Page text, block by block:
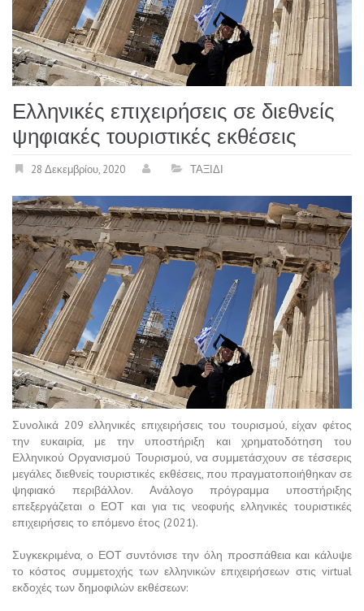
Ελληνικές επιχειρήσεις σε διεθνείς
ψηφιακές τουριστικές εκθέσεις
28 Δεκεμβρίου, 2020 ΤΑΞΙΔΙ
Συνολικά 209 ελληνικές επιχειρήσεις του τουρισμού, είχαν φέτος
την ευκαιρία, με την υποστήριξη και χρηματοδότηση του
Ελληνικού Οργανισμού Τουρισμού, να συμμετάσχουν σε τέσσερις
μεγάλες διεθνείς τουριστικές εκθέσεις, που πραγματοποιήθηκαν σε
ψηφιακό περιβάλλον. Ανάλογο πρόγραμμα υποστήριξης
επεξεργάζεται ο ΕΟΤ και για τις νεοφυής ελληνικές τουριστικές
επιχειρήσεις το επόμενο έτος (2021).
Συγκεκριμένα, ο ΕΟΤ συντόνισε την όλη προσπάθεια και κάλυψε
το κόστος συμμετοχής των ελληνικών επιχειρήσεων στις virtual
εκδοχές των δημοφιλών εκθέσεων: